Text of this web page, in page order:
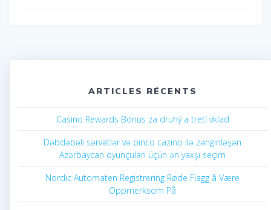
ARTICLES RÉCENTS
Casino Rewards Bonus za druhý a tretí vklad
Dəbdəbəli sərvətlər və pinco cazino ilə zənginləşən
Azərbaycan oyunçuları üçün ən yaxşı seçim
Nordic Automaten Registrering Røde Flagg å Være
Oppmerksom På